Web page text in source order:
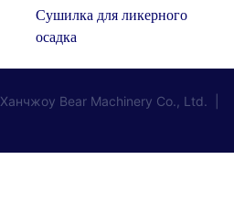
Сушилка для ликерного
осадка
Ханчжоу Bear Machinery Co., Ltd.